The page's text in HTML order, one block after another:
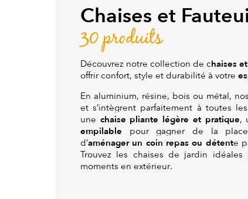
Chaises et
30 produits
Découvrez notre collection de chaises
offrir confort, style et durabilité à votre
En aluminium, résine, bois ou métal, nos
et s’intègrent parfaitement à toutes
une chaise pliante légère et pratique,
empilable pour gagner de la
d’aménager un coin repas ou détente
Trouvez les chaises de jardin
moments en extérieur.